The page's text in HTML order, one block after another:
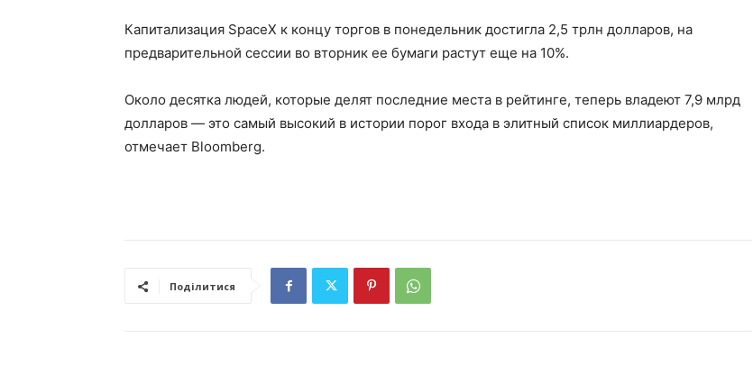
Капитализация SpaceX к концу торгов в понедельник достигла 2,5 трлн долларов, на
предварительной сессии во вторник ее бумаги растут еще на 10%.
Около десятка людей, которые делят последние места в рейтинге, теперь владеют 7,9 млрд
долларов — это самый высокий в истории порог входа в элитный список миллиардеров,
отмечает Bloomberg.
Поділитися